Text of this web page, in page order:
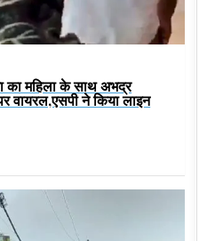
का महिला के साथ अभद्र
वायरल,एसपी ने किया लाइन